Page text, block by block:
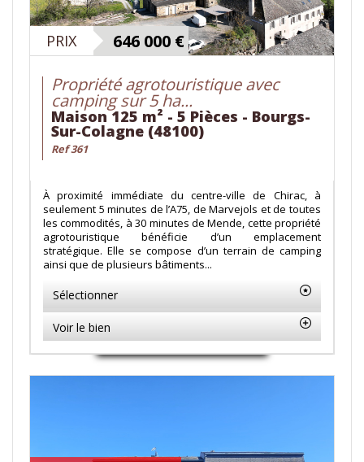
PRIX 646 000 €
Propriété agrotouristique avec
camping sur 5 ha...
Maison 125 m² - 5 Pièces - Bourgs-
Sur-Colagne (48100)
Ref 361
À proximité immédiate du centre-ville de Chirac, à
seulement 5 minutes de l’A75, de Marvejols et de toutes
les commodités, à 30 minutes de Mende, cette propriété
agrotouristique bénéficie d’un emplacement
stratégique. Elle se compose d’un terrain de camping
ainsi que de plusieurs bâtiments...
Sélectionner
Voir le bien